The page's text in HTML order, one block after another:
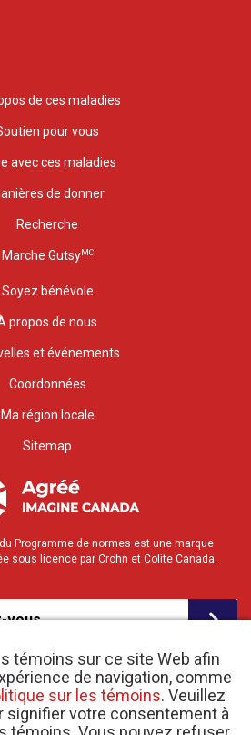
témoins sur ce site Web afin
de navigation, comme
sur les témoins. Veuillez
signifier votre consentement à
de ces maladies
pour vous
avec ces maladies
de donner
Recherche
Marche GutsyMC
Soyez bénévole
propos de nous
et événements
Coordonnées
Ma région locale
Sitemap
Programme de normes est une marque
sous licence par Crohn et Colite Canada.
vous